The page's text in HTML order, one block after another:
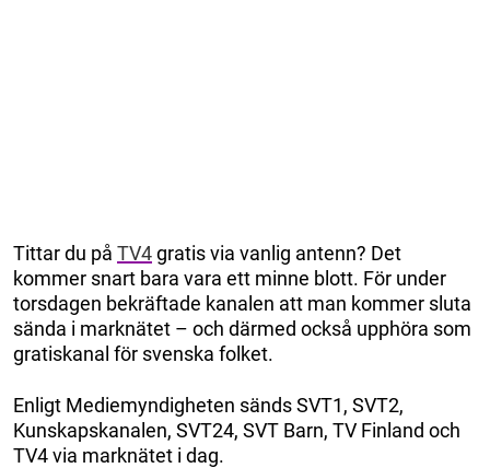
Tittar du på TV4gratis via vanlig antenn? Det
kommer snart bara vara ett minne blott. För under
torsdagen bekräftade kanalen att man kommer sluta
sända i marknätet – och därmed också upphöra som
gratiskanal för svenska folket.
Enligt Mediemyndigheten sänds SVT1, SVT2,
Kunskapskanalen, SVT24, SVT Barn, TV Finland och
TV4 via marknätet i dag.